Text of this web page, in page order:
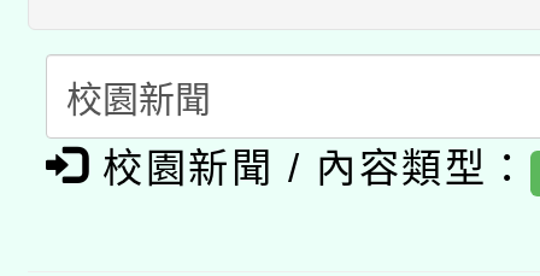
招)
暨閱讀推動專業研習
科技賦能─人工智慧
礎課程
A3數位素養講師名單
「數位內容與教學軟
校園新聞 / 內容類型：